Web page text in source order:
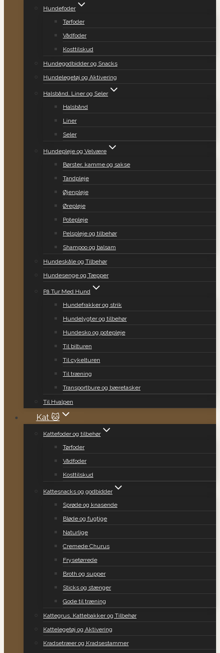
Hundefoder
Tørfoder
Vådfoder
Kosttilskud
Hundegodbidder og Snacks
Hundelegetøj og Aktivering
Halsbånd, Liner og Seler
Halsbånd
Liner
Seler
Hundepleje og Velvære
Børster, kamme og sakse
Tandpleje
Øjenpleje
Ørepleje
Potepleje
Pelspleje og tilbehør
Shampoo og balsam
Hundeskåle og Tilbehør
Hundesenge og Tæpper
På Tur Med Hund
Hundefrakker og strik
Hundelygter og tilbehør
Hundesko og potepleje
Til bilturen
Til cykelturen
Til træning
Transportbure og bæretasker
Til Hvalpen
Kat 🐱
Kattefoder og tilbehør
Tørfoder
Vådfoder
Kosttilskud
Kattesnacks og godbidder
Sprøde og knasende
Bløde og fugtige
Naturlige
Cremede Churus
Frysetørrede
Broth og supper
Sticks og stænger
Gode til træning
Kattegrus, Kattebakker og Tilbehør
Kattelegetøj og Aktivering
Kradsetræer og Kradsestammer